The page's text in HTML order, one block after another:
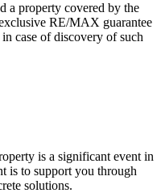
a property covered by the
RE/MAX guarantee
case of discovery of such
is a significant event in
is to support you through
solutions.